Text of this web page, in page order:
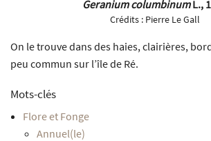
Geranium columbinumL.,
Crédits : Pierre Le Gall
On le trouve dans des haies, clairières,
peu commun sur l’île de Ré.
Mots-clés
Flore et Fonge
Annuel(le)